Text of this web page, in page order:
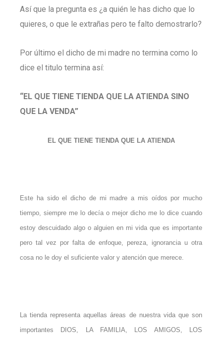
Así que la pregunta es ¿a quién le has dicho que lo
quieres, o que le extrañas pero te falto demostrarlo?
Por último el dicho de mi madre no termina como lo
dice el titulo termina así:
“EL QUE TIENE TIENDA QUE LA ATIENDA SINO
QUE LA VENDA”
EL QUE TIENE TIENDA QUE LA ATIENDA
Este ha sido el dicho de mi madre a mis oídos por mucho
tiempo, siempre me lo decía o mejor dicho me lo dice cuando
estoy descuidado algo o alguien en mi vida que es importante
pero tal vez por falta de enfoque, pereza, ignorancia u otra
cosa no le doy el suficiente valor y atención que merece.
La tienda representa aquellas áreas de nuestra vida que son
importantes DIOS, LA FAMILIA, LOS AMIGOS, LOS